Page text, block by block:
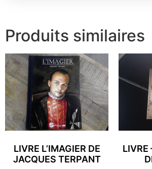
Produits similaires
LIVRE L’IMAGIER DE
JACQUES TERPANT
LIVRE